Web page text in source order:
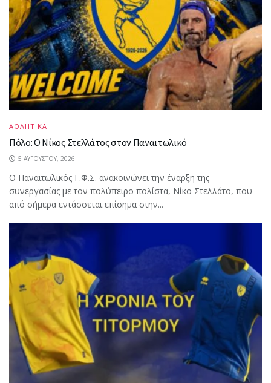
ΑΘΛΗΤΙΚΑ
Πόλο: Ο Νίκος Στελλάτος στον Παναιτωλικό
5 ΑΥΓΟΎΣΤΟΥ, 2026
Ο Παναιτωλικός Γ.Φ.Σ. ανακοινώνει την έναρξη της
συνεργασίας με τον πολύπειρο πολίστα, Νίκο Στελλάτο, που
από σήμερα εντάσσεται επίσημα στην...